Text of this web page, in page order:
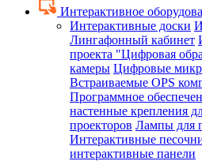
Интерактивное
Интерактивные доски
Лингафонный кабинет
проекта "Цифровая
камеры Цифровые
Встраиваемые OPS
Программное
настенные крепления
проекторов Лампы для
Интерактивные
интерактивные панели